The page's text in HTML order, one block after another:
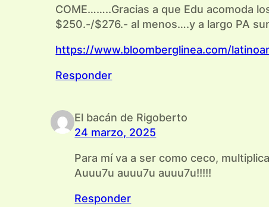
COME……..Gracias a que Edu acomoda
$250.-/$276.- al menos….y a largo PA
https://www.bloomberglinea.com/
Responder
El bacán de Rigoberto
24 marzo, 2025
Para mí va a ser como ceco,
Auuu7u auuu7u auuu7u!!!!!
Responder